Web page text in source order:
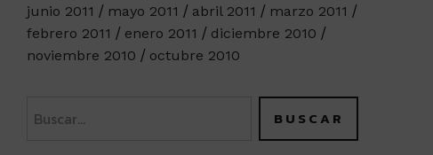
junio 2011
mayo 2011 abril 2011
marzo 2011
febrero 2011
enero 2011
diciembre 2010
noviembre 2010
octubre 2010